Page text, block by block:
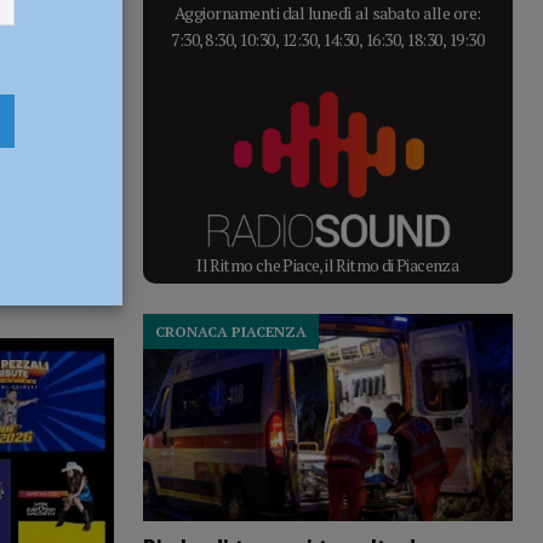
Aggiornamenti dal lunedì al sabato alle ore:
7:30, 8:30, 10:30, 12:30, 14:30, 16:30, 18:30, 19:30
Il Ritmo che Piace, il Ritmo di Piacenza
CRONACA PIACENZA